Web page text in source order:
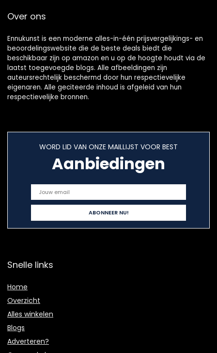
Over ons
Ennukunst is een moderne alles-in-één prijsvergelijkings- en
beoordelingswebsite die de beste deals biedt die
beschikbaar zijn op amazon en u op de hoogte houdt via de
laatst toegevoegde blogs. Alle afbeeldingen zijn
auteursrechtelijk beschermd door hun respectievelijke
eigenaren. Alle geciteerde inhoud is afgeleid van hun
respectievelijke bronnen.
WORD LID VAN ONZE MAILLIJST VOOR BEST
Aanbiedingen
Snelle links
Home
Overzicht
Alles winkelen
Blogs
Adverteren?